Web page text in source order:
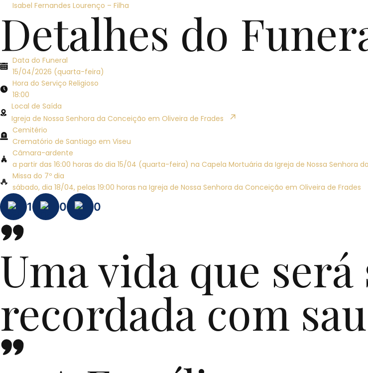
Isabel Fernandes Lourenço – Filha
Detalhes do
Data do Funeral
15/04/2026 (quarta-feira)
Hora do Serviço Religioso
18:00
Local de Saída
Igreja de Nossa Senhora da Conceição em Oliveira de Frades
↗︎
Cemitério
Crematório de Santiago em Viseu
Câmara-ardente
a partir das 16:00 horas do dia 15/04 (quarta-feira) na Capela Mortuária da Igreja de Nossa Senhora
Missa do 7º dia
sábado, dia 18/04, pelas 19:00 horas na Igreja de Nossa Senhora da Conceição em Oliveira de Frades
1 0 0
Uma vida que
recordada com